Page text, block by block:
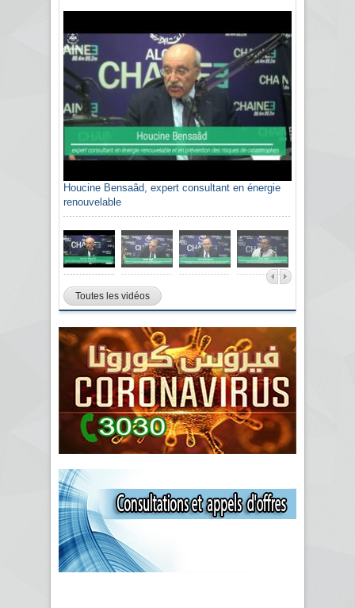
Houcine Bensaâd, expert consultant en énergie
renouvelable
Toutes les vidéos